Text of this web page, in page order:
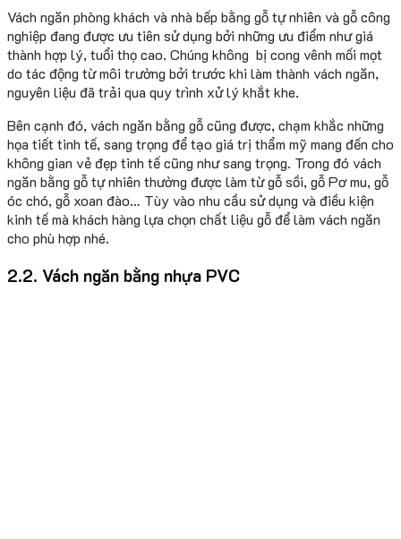
Vách ngăn phòng khách và nhà bếp bằng gỗ tự nhiên và gỗ công
nghiệp đang được ưu tiên sử dụng bởi những ưu điểm như giá
thành hợp lý, tuổi thọ cao. Chúng không bị cong vênh mối mọt
do tác động từ môi trường bởi trước khi làm thành vách ngăn,
nguyên liệu đã trải qua quy trình xử lý khắt khe.
Bên cạnh đó, vách ngăn bằng gỗ cũng được, chạm khắc những
họa tiết tinh tế, sang trọng để tạo giá trị thẩm mỹ mang đến cho
không gian vẻ đẹp tinh tế cũng như sang trọng. Trong đó vách
ngăn bằng gỗ tự nhiên thường được làm từ gỗ sồi, gỗ Pơ mu, gỗ
óc chó, gỗ xoan đào… Tùy vào nhu cầu sử dụng và điều kiện
kinh tế mà khách hàng lựa chọn chất liệu gỗ để làm vách ngăn
cho phù hợp nhé.
2.2. Vách ngăn bằng nhựa PVC